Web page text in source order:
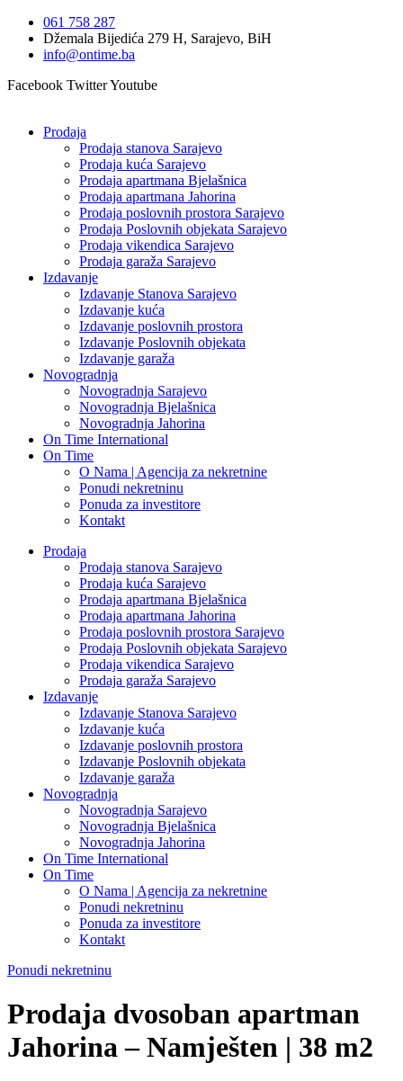
sadržaj
061 758 287
Džemala Bijedića 279 H, Sarajevo, BiH
info@ontime.ba
Facebook TwitterYoutube
Prodaja
Prodaja stanova Sarajevo
Prodaja kuća Sarajevo
Prodaja apartmana Bjelašnica
Prodaja apartmana Jahorina
Prodaja poslovnih prostora Sarajevo
Prodaja Poslovnih objekata Sarajevo
Prodaja vikendica Sarajevo
Prodaja garaža Sarajevo
Izdavanje
Izdavanje Stanova Sarajevo
Izdavanje kuća
Izdavanje poslovnih prostora
Izdavanje Poslovnih objekata
Izdavanje garaža
Novogradnja
Novogradnja Sarajevo
Novogradnja Bjelašnica
Novogradnja Jahorina
On Time International
On Time
O Nama | Agencija za nekretnine
Ponudi nekretninu
Ponuda za investitore
Kontakt
Prodaja
Prodaja stanova Sarajevo
Prodaja kuća Sarajevo
Prodaja apartmana Bjelašnica
Prodaja apartmana Jahorina
Prodaja poslovnih prostora Sarajevo
Prodaja Poslovnih objekata Sarajevo
Prodaja vikendica Sarajevo
Prodaja garaža Sarajevo
Izdavanje
Izdavanje Stanova Sarajevo
Izdavanje kuća
Izdavanje poslovnih prostora
Izdavanje Poslovnih objekata
Izdavanje garaža
Novogradnja
Novogradnja Sarajevo
Novogradnja Bjelašnica
Novogradnja Jahorina
On Time International
On Time
O Nama | Agencija za nekretnine
Ponudi nekretninu
Ponuda za investitore
Kontakt
Ponudi nekretninu
Prodaja dvosoban apartman
Jahorina – Namješten | 38 m2